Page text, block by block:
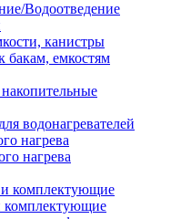
Водоотведение
канистры
емкостям
водонагревателей
нагрева
нагрева
комплектующие
комплектующие